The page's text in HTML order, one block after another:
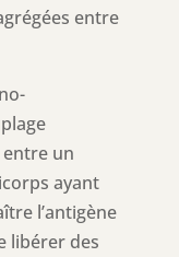
entre
un
ayant
l’antigène
libérer des